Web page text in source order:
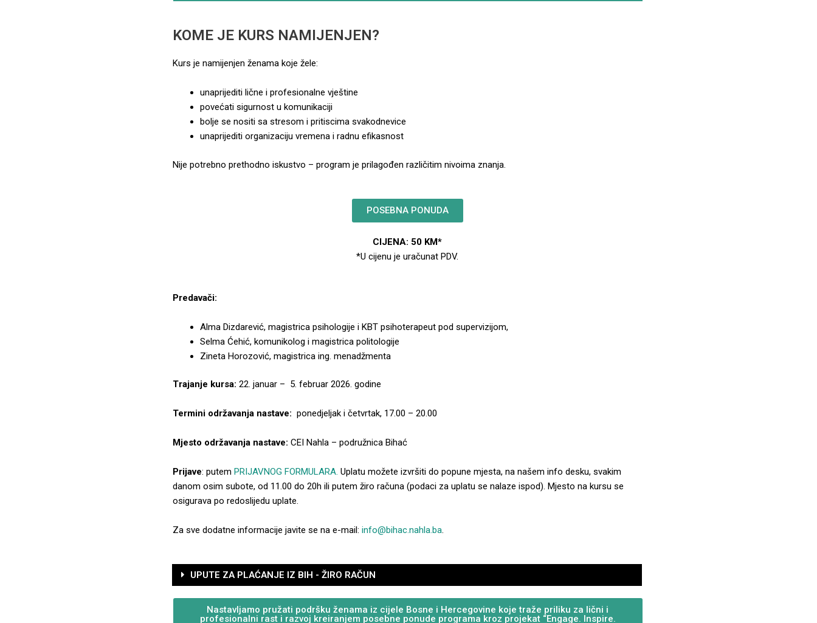
KOME JE KURS NAMIJENJEN?
Kurs je namijenjen ženama koje žele:
unaprijediti lične i profesionalne vještine
povećati sigurnost u komunikaciji
bolje se nositi sa stresom i pritiscima svakodnevice
unaprijediti organizaciju vremena i radnu efikasnost
Nije potrebno prethodno iskustvo – program je prilagođen različitim nivoima znanja.
POSEBNA PONUDA
CIJENA: 50 KM*
*U cijenu je uračunat PDV.
Predavači:
Alma Dizdarević, magistrica psihologije i KBT psihoterapeut pod supervizijom,
Selma Ćehić, komunikolog i magistrica politologije
Zineta Horozović, magistrica ing. menadžmenta
Trajanje kursa: 22. januar – 5. februar 2026. godine
Termini održavanja nastave: ponedjeljak i četvrtak, 17.00 – 20.00
Mjesto održavanja nastave: CEI Nahla – podružnica Bihać
Prijave: putem PRIJAVNOG FORMULARA. Uplatu možete izvršiti do popune mjesta, na našem info desku, svakim
danom osim subote, od 11.00 do 20h ili putem žiro računa (podaci za uplatu se nalaze ispod). Mjesto na kursu se
osigurava po redoslijedu uplate.
Za sve dodatne informacije javite se na e-mail: info@bihac.nahla.ba.
UPUTE ZA PLAĆANJE IZ BIH - ŽIRO RAČUN
Nastavljamo pružati podršku ženama iz cijele Bosne i Hercegovine koje traže priliku za lični i
profesionalni rast i razvoj kreiranjem posebne ponude programa kroz projekat “Engage. Inspire.